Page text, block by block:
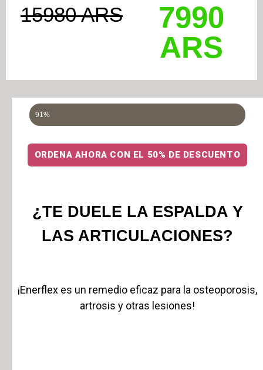
15980 ARS
7990
ARS
Hasta agotar existencias
91%
ORDENA AHORA CON EL 50% DE DESCUENTO
¿TE DUELE LA ESPALDA Y
LAS ARTICULACIONES?
¡Enerflex es un remedio eficaz para la osteoporosis,
artrosis y otras lesiones!